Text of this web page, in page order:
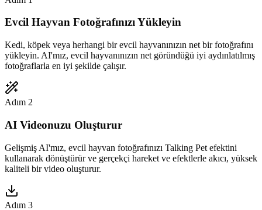
Evcil Hayvan Fotoğrafınızı Yükleyin
Kedi, köpek veya herhangi bir evcil hayvanınızın net bir fotoğrafını
yükleyin. AI'mız, evcil hayvanınızın net göründüğü iyi aydınlatılmış
fotoğraflarla en iyi şekilde çalışır.
Adım 2
AI Videonuzu Oluşturur
Gelişmiş AI'mız, evcil hayvan fotoğrafınızı Talking Pet efektini
kullanarak dönüştürür ve gerçekçi hareket ve efektlerle akıcı, yüksek
kaliteli bir video oluşturur.
Adım 3